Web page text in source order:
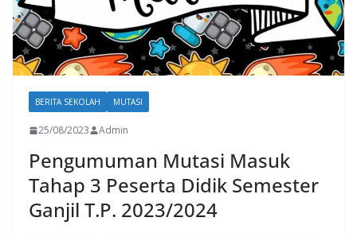
BERITA SEKOLAH MUTASI
25/08/2023 Admin
Pengumuman Mutasi Masuk
Tahap 3 Peserta Didik Semester
Ganjil T.P. 2023/2024